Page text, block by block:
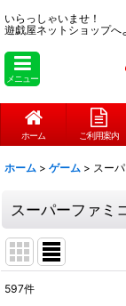
いらっしゃいませ！
遊戯屋ネットショップへ
メニュー
ホーム ご利用案内
ホーム > ゲーム > スー
スーパーファミ
597件